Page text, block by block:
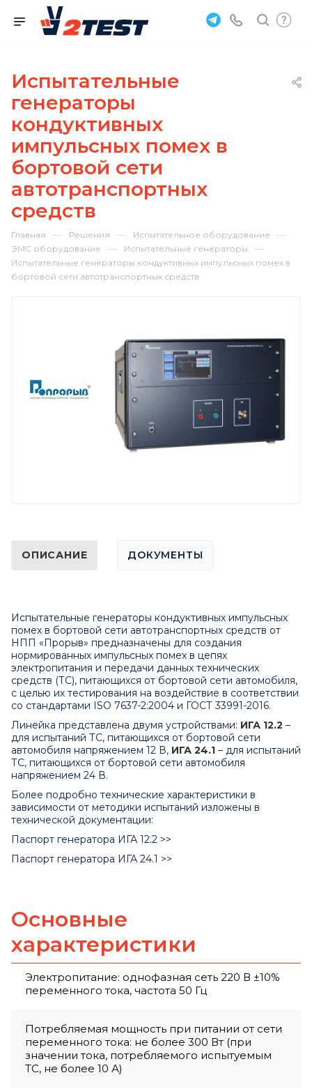
Испытательные
генераторы
кондуктивных
импульсных помех в
бортовой сети
автотранспортных
средств
Главная — Решения — Испытательное оборудование —
ЭМС оборудование — Испытательные генераторы —
Испытательные генераторы кондуктивных импульсных помех в
бортовой сети автотранспортных средств
ОПИСАНИЕ ДОКУМЕНТЫ
Испытательные генераторы кондуктивных импульсных
помех в бортовой сети автотранспортных средств от
НПП «Прорыв» предназначены для создания
нормированных импульсных помех в цепях
электропитания и передачи данных технических
средств (ТС), питающихся от бортовой сети автомобиля,
с целью их тестирования на воздействие в соответствии
со стандартами ISO 7637-2:2004 и ГОСТ 33991-2016.
Линейка представлена двумя устройствами: ИГА 12.2 –
для испытаний ТС, питающихся от бортовой сети
автомобиля напряжением 12 В, ИГА 24.1 – для испытаний
ТС, питающихся от бортовой сети автомобиля
напряжением 24 В.
Более подробно технические характеристики в
зависимости от методики испытаний изложены в
технической документации:
Паспорт генератора ИГА 12.2 >>
Паспорт генератора ИГА 24.1 >>
Основные
характеристики
Электропитание: однофазная сеть 220 В ±10%
переменного тока, частота 50 Гц
Потребляемая мощность при питании от сети
переменного тока: не более 300 Вт (при
значении тока, потребляемого испытуемым
ТС, не более 10 А)